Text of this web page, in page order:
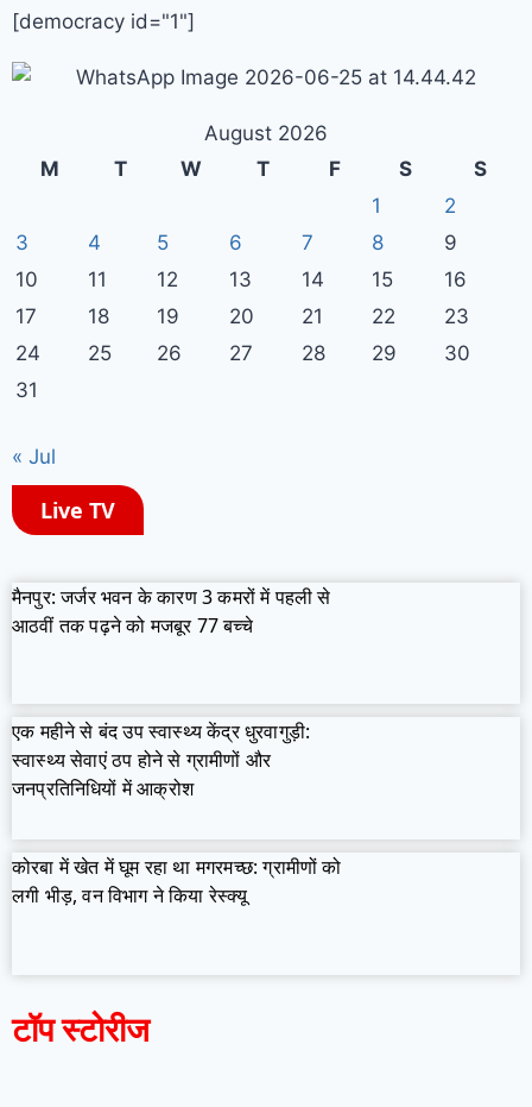
[democracy id="1"]
August 2026
M
T W T F S
S
1
2
3
4 5 6 7 8
9
10
11 12 13 14 15
16
17
18 19 20 21 22
23
24
25 26 27 28 29
30
31
« Jul
Live TV
मैनपुर: जर्जर भवन के कारण 3 कमरों में पहली से
आठवीं तक पढ़ने को मजबूर 77 बच्चे
एक महीने से बंद उप स्वास्थ्य केंद्र धुरवागुड़ी:
स्वास्थ्य सेवाएं ठप होने से ग्रामीणों और
जनप्रतिनिधियों में आक्रोश
कोरबा में खेत में घूम रहा था मगरमच्छ: ग्रामीणों को
लगी भीड़, वन विभाग ने किया रेस्क्यू
टॉप स्टोरीज